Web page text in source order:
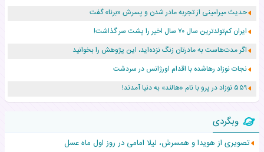
حدیث میرامینی از تجربه مادر شدن و پسرش «برنا» گفت
ایران کم‌تولدترین سال ۷۰ سال اخیر را پشت سر گذاشت!
اگر مدت‌هاست به مادرتان زنگ نزده‌اید، این پژوهش را بخوانید
نجات نوزاد رهاشده با اقدام اورژانس در سردشت
۵۵۹ نوزاد در پرو با نام «هالند» به دنیا آمدند!
زن ۲۴ ساله پس از درمان سرطان رحم، مادر شد
افزایش قد این دختر، چند میلیون دلار برای پدرش خرج داشته
حرکت غیرقانونی یک پرستار، جان دوقلوها را نجات داد!
وبگردی
تصویری از هویدا و همسرش، لیلا امامی در روز اول ماه عسل